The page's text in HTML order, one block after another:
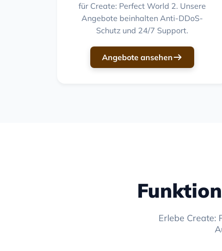
für Create: Perfect World 2. Unsere
Angebote beinhalten Anti-DDoS-
Schutz und 24/7 Support.
Angebote ansehen
Erlebe Create: